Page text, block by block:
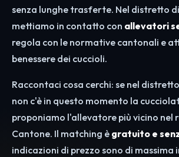
senza lunghe trasferte. Nel distretto
mettiamo in contatto con allevatori
regola con le normative cantonali e
benessere dei cuccioli.
Raccontaci cosa cerchi: se nel
non c'è in questo momento la
proponiamo l'allevatore più vicino nel
Cantone. Il matching è gratuito e
indicazioni di prezzo sono di massima